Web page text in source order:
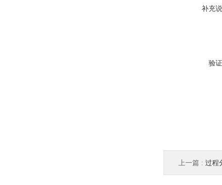
补充
验
上一篇 : 过程